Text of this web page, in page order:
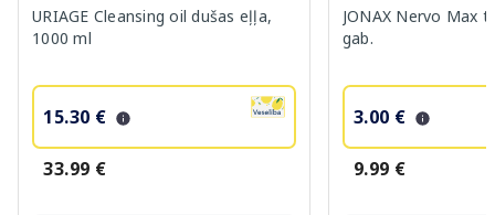
URIAGE Cleansing oil dušas eļļa,
1000 ml
15.30 €
33.99 €
JONAX Nervo Max
gab.
3.00 €
9.99 €